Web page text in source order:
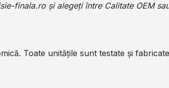
finala.ro și alegeți între Calitate OEM
Toate unitățile sunt testate și